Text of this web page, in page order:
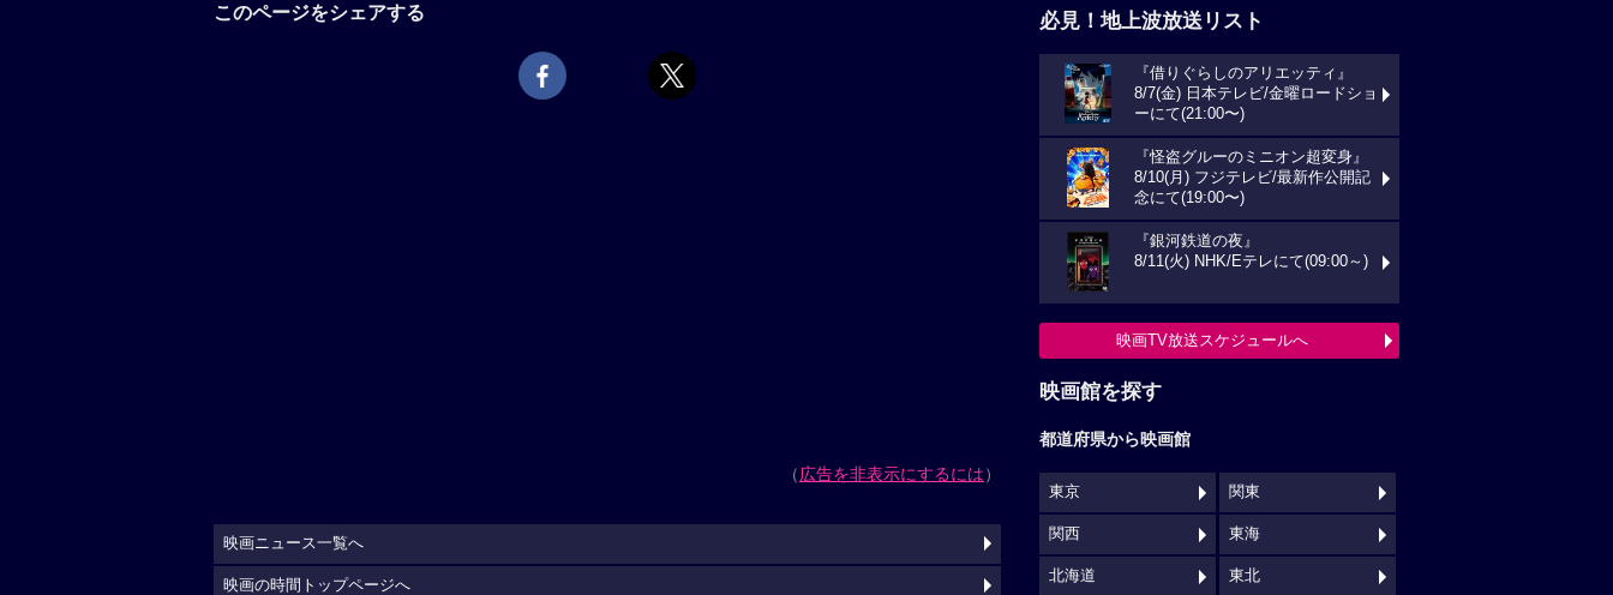
このページをシェアする
（広告を非表示にするには）
必見！地上波放送リスト
『借りぐらしのアリエッティ』
8/7(金) 日本テレビ/金曜ロードショ
ーにて(21:00〜)
『怪盗グルーのミニオン超変身』
8/10(月) フジテレビ/最新作公開記
念にて(19:00〜)
『銀河鉄道の夜』
8/11(火) NHK/Eテレにて(09:00～)
映画TV放送スケジュールへ
映画館を探す
都道府県から映画館
東京 関東
関西 東海
北海道 東北
映画ニュース一覧へ
映画の時間トップページへ